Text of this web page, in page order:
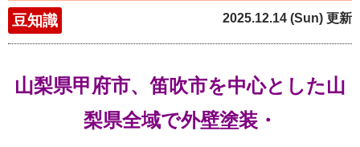
豆知識 2025.12.14 (Sun) 更新
山梨県甲府市、笛吹市を中心とした山
梨県全域で外壁塗装・